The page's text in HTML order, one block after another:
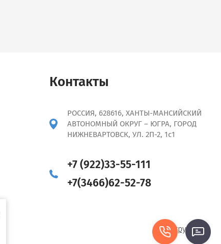
Контакты
РОССИЯ, 628616, ХАНТЫ-МАНСИЙСКИЙ
АВТОНОМНЫЙ ОКРУГ – ЮГРА, ГОРОД
НИЖНЕВАРТОВСК, УЛ. 2П-2, 1с1
+7 (922)33-55-111
+7(3466)62-52-78
Мегагрупп.ру